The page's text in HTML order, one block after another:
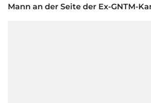
Mann an der Seite der Ex-GNTM-